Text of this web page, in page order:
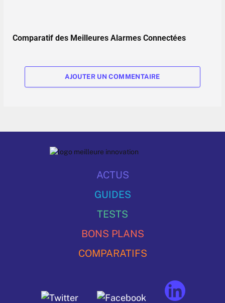
Comparatif des Meilleures Alarmes Connectées
AJOUTER UN COMMENTAIRE
ACTUS
GUIDES
TESTS
BONS PLANS
COMPARATIFS